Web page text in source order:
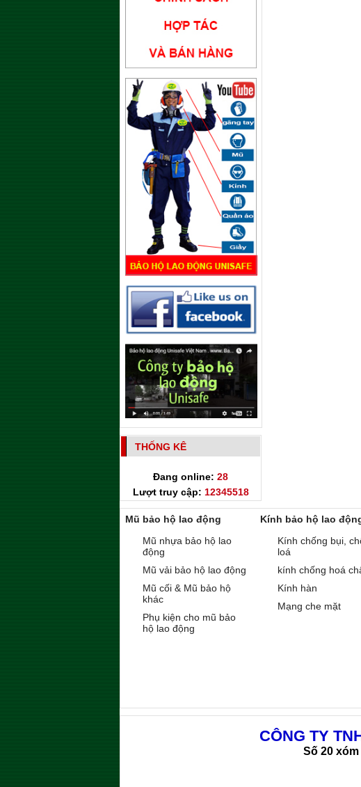
THỐNG KÊ
Đang online: 28
Lượt truy cập: 12345518
Mũ bảo hộ lao động
Mũ nhựa bảo hộ lao
động
Mũ vải bảo hộ lao động
Mũ cối & Mũ bảo hộ
khác
Phụ kiện cho mũ bảo
hộ lao động
Kính bảo hộ lao
Kính chống bụi,
loá
kính chống hoá
Kính hàn
Mạng che mặt
CÔNG TY
Số 20